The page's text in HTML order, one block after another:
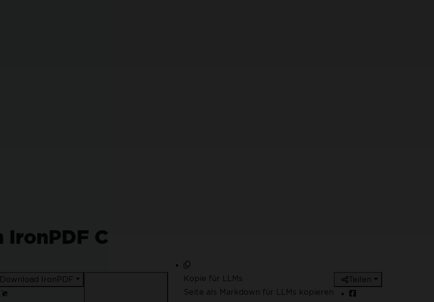
IronPDF C
IronPDF
Kopie für LLMs
Seite als Markdown für LLMs kopieren
Teilen